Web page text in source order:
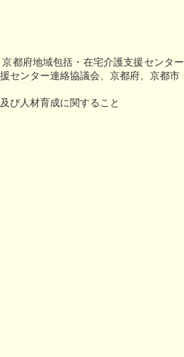
都府地域包括・在宅介護支援センター
センター連絡協議会、京都府、京都市
び人材育成に関すること